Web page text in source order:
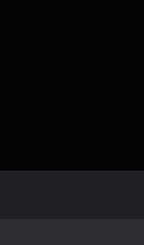
perceber